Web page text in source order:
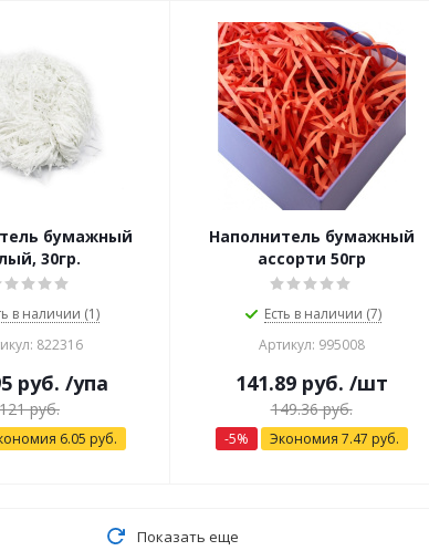
бумажный
30гр.
в наличии (1)
822316
руб. /упа
121руб.
6.05 руб.
Наполнитель бумажный
ассорти 50гр
Есть в наличии (7)
Артикул: 995008
141.89руб. /шт
149.36руб.
-5% Экономия 7.47 руб.
Показать еще